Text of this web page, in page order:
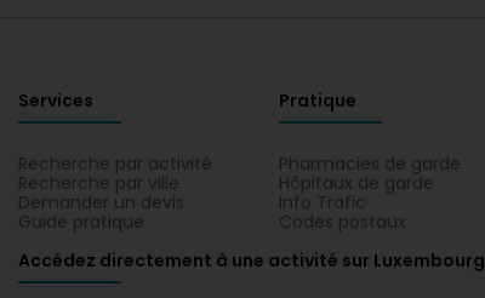
Services
Recherche par activité
Recherche par ville
Demander un devis
Guide pratique
Pratique
Pharmacies de garde
Hôpitaux de garde
Info Trafic
Codes postaux
Accédez directement à une activité sur Luxembourg